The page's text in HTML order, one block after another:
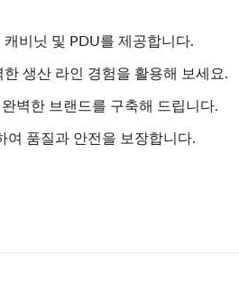
비닛 및 PDU를 제공합니다.
생산 라인 경험을 활용해 보세요.
벽한 브랜드를 구축해 드립니다.
여 품질과 안전을 보장합니다.